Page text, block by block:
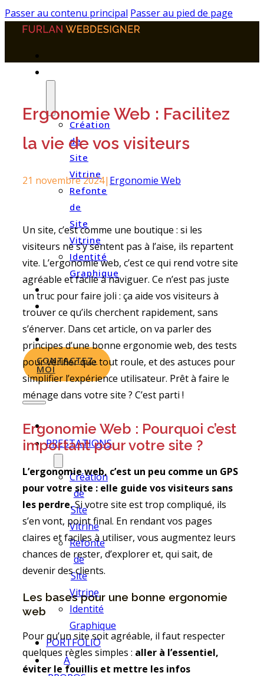
Passer au contenu principal Passer au pied de page
Création
de
Site
Vitrine
Refonte
de
Site
Vitrine
Identité
Graphique
PORTFOLIO
PROPOS
ACTUS
CONTACTEZ-
MOI
PRESTATIONS
Création
de
Site
Vitrine
Refonte
de
Site
Vitrine
Identité
Graphique
PORTFOLIO
À
Ergonomie Web : Facilitez
la vie de vos visiteurs
21 novembre 2024| Ergonomie Web
Un site, c’est comme une boutique : si les
visiteurs ne s’y sentent pas à l’aise, ils repartent
vite. L’ergonomie web, c’est ce qui rend votre site
agréable et facile à naviguer. Ce n’est pas juste
un truc pour faire joli : ça aide vos visiteurs à
trouver ce qu’ils cherchent rapidement, sans
s’énerver. Dans cet article, on va parler des
principes d’une bonne ergonomie web, des tests
pour vérifier que tout roule, et des astuces pour
simplifier l’expérience utilisateur. Prêt à faire le
ménage dans votre site ? C’est parti !
Ergonomie Web : Pourquoi c’est
important pour votre site ?
L’ergonomie web, c’est un peu comme un GPS
pour votre site : elle guide vos visiteurs sans
les perdre.Si votre site est trop compliqué, ils
s’en vont, point final. En rendant vos pages
claires et faciles à utiliser, vous augmentez leurs
chances de rester, d’explorer et, qui sait, de
devenir des clients.
Les bases pour une bonne ergonomie
web
Pour qu’un site soit agréable, il faut respecter
quelques règles simples : aller à l’essentiel,
éviter le fouillis et mettre les infos
Panneau de gestion des cookies